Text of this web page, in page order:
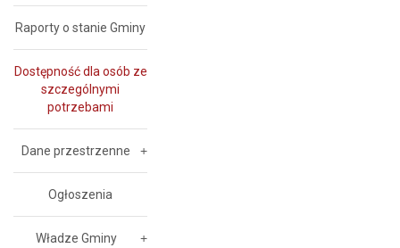
Raporty o stanie Gminy
Dostępność dla osób ze
szczególnymi
potrzebami
Dane przestrzenne
Ogłoszenia
Władze Gminy